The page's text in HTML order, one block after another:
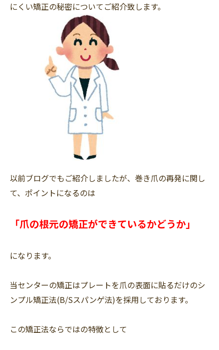
にくい矯正の秘密についてご紹介致します。
以前ブログでもご紹介しましたが、巻き爪の再発に関し
て、ポイントになるのは
「爪の根元の矯正ができているかどうか」
になります。
当センターの矯正はプレートを爪の表面に貼るだけのシ
ンプル矯正法(B/Sスパンゲ法)を採用しております。
この矯正法ならではの特徴として